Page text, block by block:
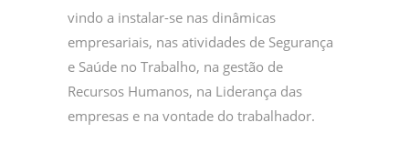
vindo a instalar-se nas dinâmicas
empresariais, nas atividades de Segurança
e Saúde no Trabalho, na gestão de
Recursos Humanos, na Liderança das
empresas e na vontade do trabalhador.